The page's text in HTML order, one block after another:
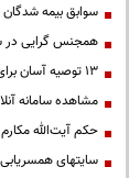
سوابق بیمه
همجنس گرایی در
13 توصیه آسان برای رفع بوی بد دهان
مشاهده سامانه
حكم آيت‌الله
سایتهای